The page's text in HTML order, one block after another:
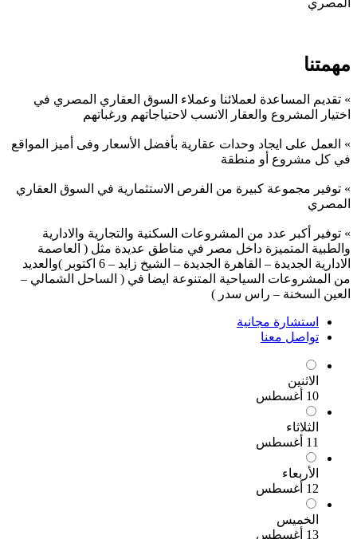
مهمتنا
» تقديم المساعدة لعملائنا وعملاء السوق العقاري المصري في
اختيار المشروع والعقار الانسب لاحتياجاتهم ورغباتهم
» العمل على ايجاد وحدات عقارية بأفضل الأسعار وفى أميز المواقع
في كل مشروع أو منطقة
» توفير مجموعة كبيرة من الفرص الاستثمارية في السوق العقاري
المصري
» توفير أكبر عدد من المشروعات السكنية والتجارية والادارية
والطبية المتميزة داخل مصر في مناطق عديدة مثل ( العاصمة
الادارية الجديدة – القاهرة الجديدة – الشيخ زايد – 6 اكتوبر )والعديد
من المشروعات السياحية المتنوعة ايضا في ( الساحل الشمالي –
العين السخنة – راس سدر )
استشارة مجانية
تواصل معنا
الاثنين
10 أغسطس
الثلاثاء
11 أغسطس
الأربعاء
12 أغسطس
الخميس
13 أغسطس